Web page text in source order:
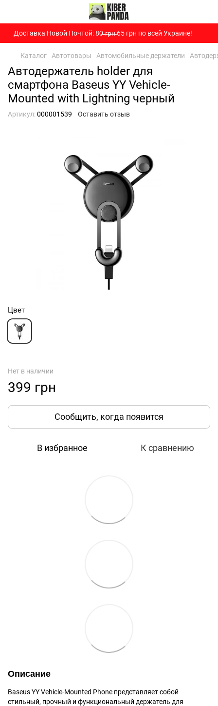
Доставка Новой Почтой: 80̶ ̶г̶р̶н̶ 65 грн по всей Украине!
Каталог Автотовары Автомобильные держатели
Автодержатель holder для
смартфона Baseus YY Vehicle-
Mounted with Lightning черный
Артикул:000001539 Оставить отзыв
Цвет
Нет в наличии
399 грн
Сообщить, когда появится
В избранное К сравнению
Описание
Baseus YY Vehicle-Mounted Phone представляет собой
стильный, прочный и функциональный держатель для